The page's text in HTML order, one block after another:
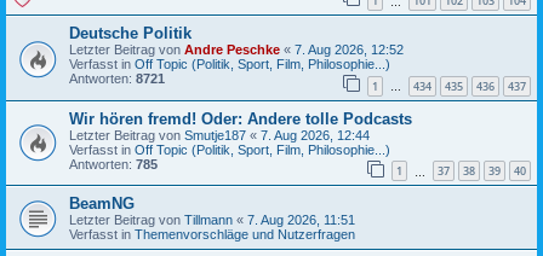
Deutsche Politik
Letzter Beitrag von Andre Peschke « 7. Aug 2026, 12:52
Verfasst in Off Topic (Politik, Sport, Film, Philosophie...)
Antworten: 8721 1 … 434 435 436 437
Wir hören fremd! Oder: Andere tolle Podcasts
Letzter Beitrag von Smutje187 « 7. Aug 2026, 12:44
Verfasst in Off Topic (Politik, Sport, Film, Philosophie...)
Antworten: 785 1 37 38 39 40
BeamNG
Letzter Beitrag von Tillmann « 7. Aug 2026, 11:51
Verfasst in Themenvorschläge und Nutzerfragen